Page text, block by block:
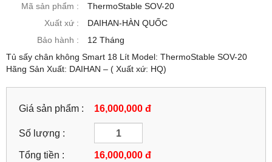
Mã sản phẩm :
ThermoStable SOV-20
Xuất xứ :
DAIHAN-HÀN QUỐC
Bảo hành :
12 Tháng
Tủ sấy chân không Smart 18 Lít Model: ThermoStable SOV-20
Hãng Sản Xuất: DAIHAN – ( Xuất xứ: HQ)
Giá sản phẩm : 16,000,000 đ
Số lượng :
Tổng tiền : 16,000,000 đ